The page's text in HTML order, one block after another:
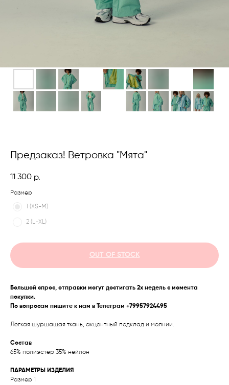
Предзаказ! Ветровка "Мята"
11 300 р.
Размер
1 (XS-M)
2 (L-XL)
OUT OF STOCK
Большой спрос, отправки могут достигать 2х недель с момента
покупки.
По вопросам пишите к нам в Телеграм +79957924495
Легкая шуршащая ткань, акцентный подклад и молнии.
Состав
65% полиэстер 35% нейлон
ПАРАМЕТРЫ ИЗДЕЛИЯ
Размер 1